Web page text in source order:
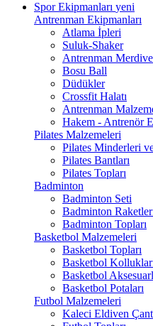
Spor Ekipmanları yeni
Antrenman Ekipmanları
Atlama İpleri
Suluk-Shaker
Antrenman
Bosu Ball
Düdükler
Crossfit Halatı
Antrenman
Hakem - Antrenör
Pilates Malzemeleri
Pilates Minderleri
Pilates Bantları
Pilates Topları
Badminton
Badminton Seti
Badminton
Badminton Topları
Basketbol Malzemeleri
Basketbol Topları
Basketbol
Basketbol
Basketbol Potaları
Futbol Malzemeleri
Kaleci Eldiven